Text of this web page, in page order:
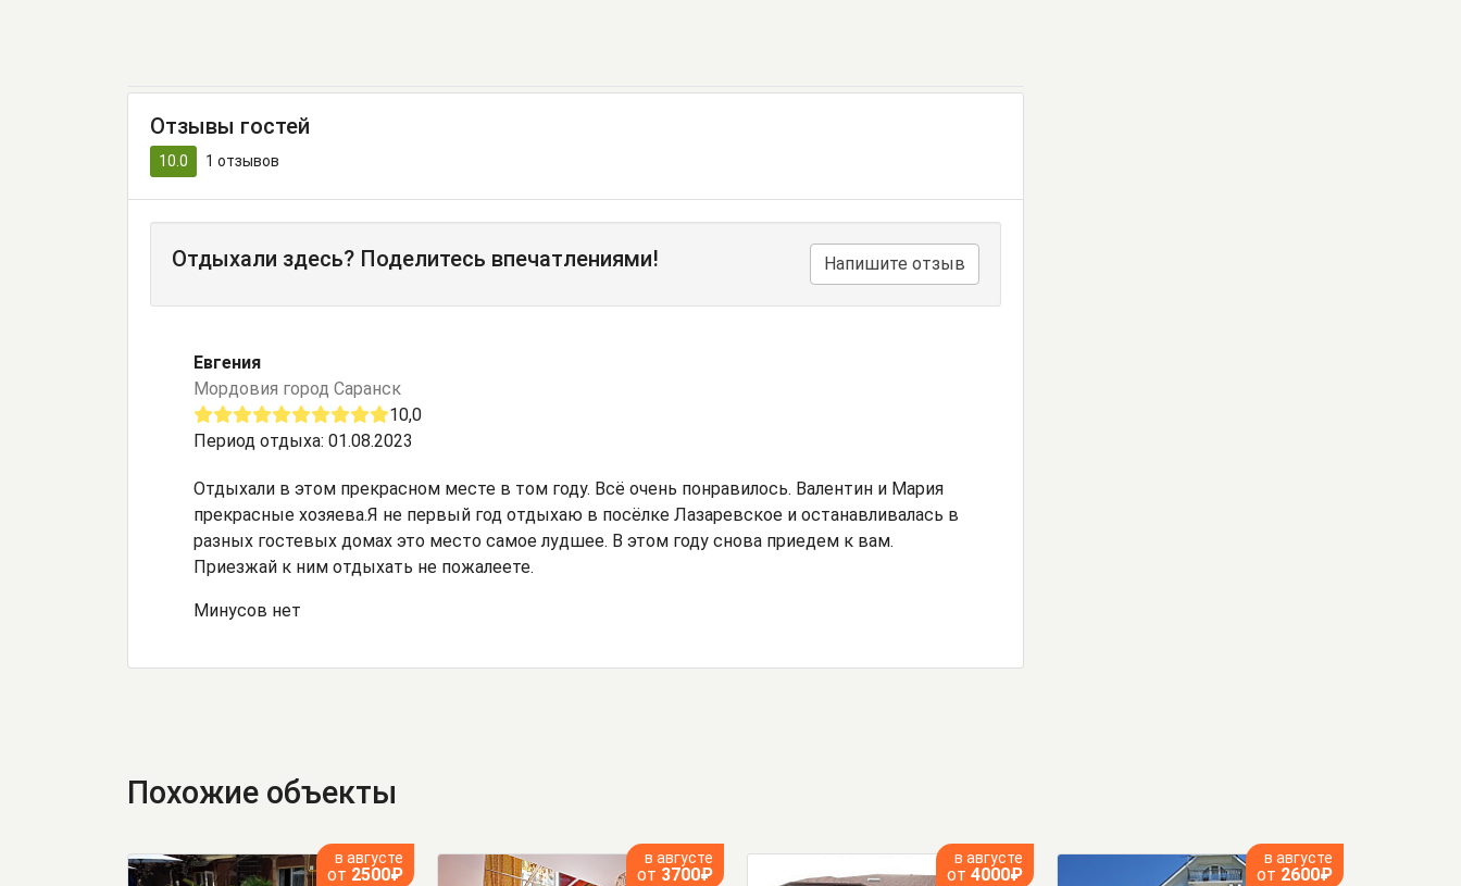
Отзывы гостей
10.0 1 отзывов
Отдыхали здесь? Поделитесь впечатлениями! Напишите отзыв
Евгения
Мордовия город Саранск
10,0
Период отдыха: 01.08.2023
Отдыхали в этом прекрасном месте в том году. Всё очень понравилось. Валентин и Мария
прекрасные хозяева.Я не первый год отдыхаю в посёлке Лазаревское и останавливалась в
разных гостевых домах это место самое лудшее. В этом году снова приедем к вам.
Приезжай к ним отдыхать не пожалеете.
Минусов нет
Похожие объекты
в августе
от 2500₽
в августе
от 3700₽
в августе
от 4000₽
в августе
от 2600₽